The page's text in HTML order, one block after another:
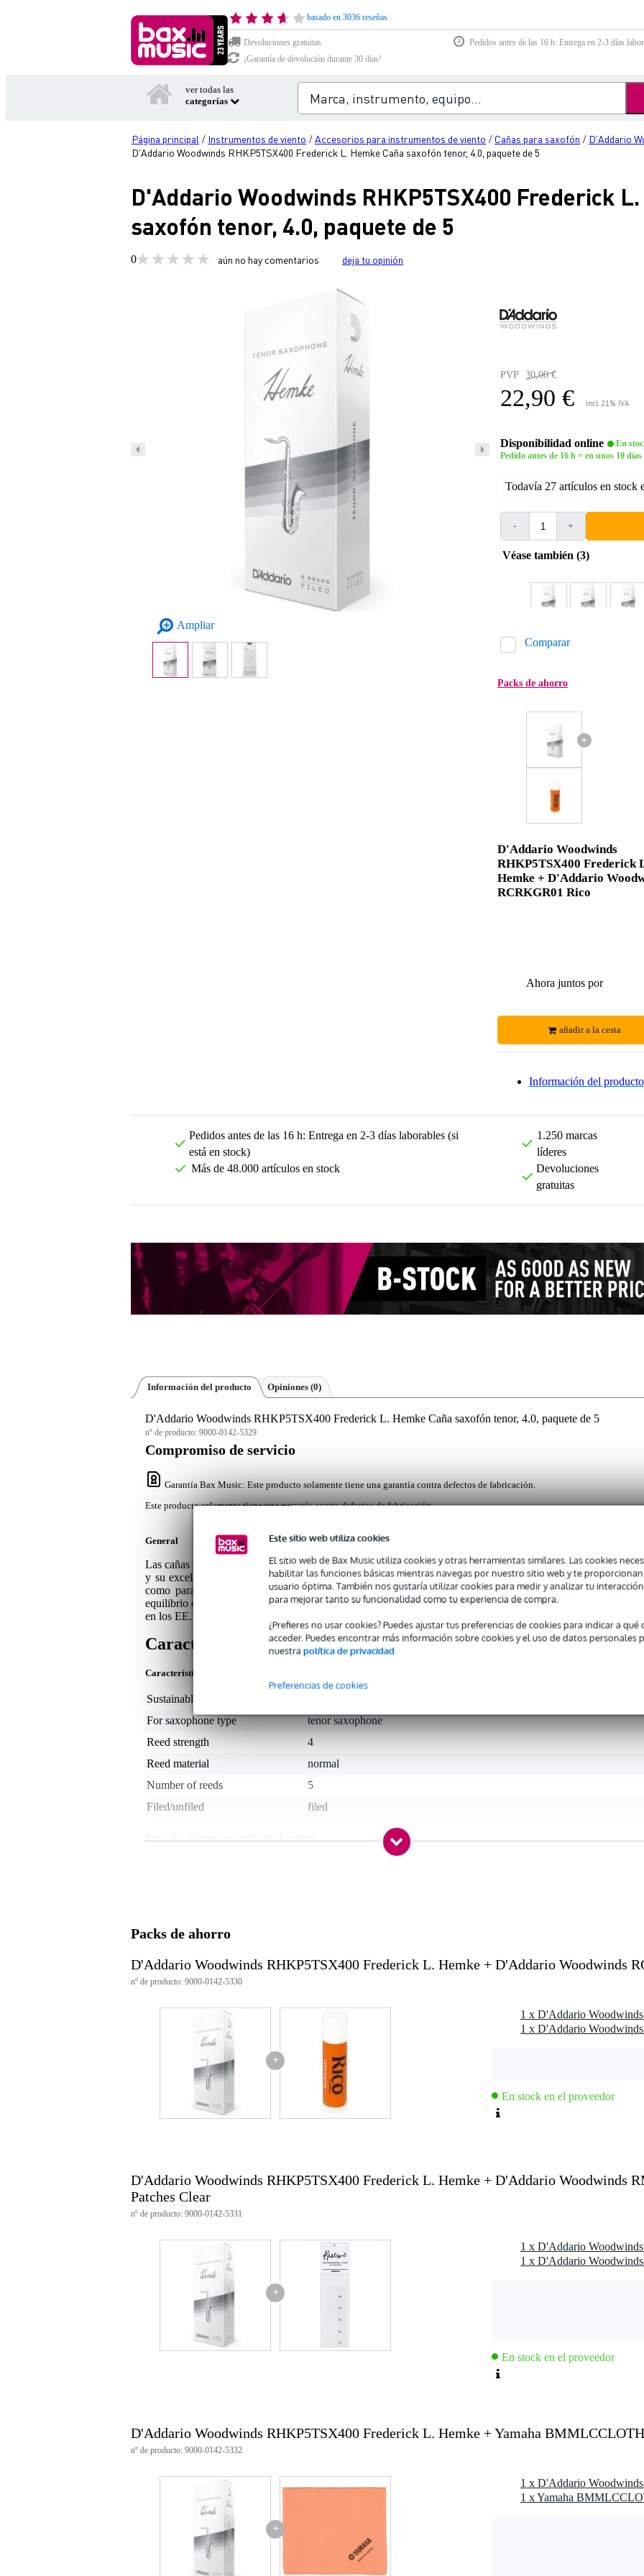
Este sitio web utiliza cookies
El sitio web de Bax Music utiliza cookies y otras herramientas similares. Las cookies
habilitar las funciones básicas mientras navegas por nuestro sitio web y te
usuario óptima. También nos gustaría utilizar cookies para medir y analizar tu
para mejorar tanto su funcionalidad como tu experiencia de compra.
¿Prefieres no usar cookies? Puedes ajustar tus preferencias de cookies para indicar a
acceder. Puedes encontrar más información sobre cookies y el uso de datos personales
nuestra política de privacidad
Preferencias de cookies
basado en 3036 reseñas
Devoluciones gratuitas
Pedidos antes de las 16 h: Entrega en 2-3 días
¡Garantía de devolución durante 30 días!
ver todas las
categorías
Página principal / Instrumentos de viento /Accesorios para instrumentos de viento / Cañas para saxofón / D'Addario
D'Addario Woodwinds RHKP5TSX400 Frederick L. Hemke Caña saxofón tenor, 4.0, paquete de 5
D'Addario Woodwinds RHKP5TSX400 Frederick
saxofón tenor, 4.0, paquete de 5
0 aún no hay comentarios deja tu opinión
Ampliar
PVP 30,00 €
22,90 € incl. 21% IVA
Disponibilidad online
En
Pedido antes de 16 h = en unos 10
Todavía 27 artículos en stock
- +
Véase también (3)
Comparar
Packs de ahorro
+
D'Addario Woodwinds
RHKP5TSX400 Frederick
Hemke + D'Addario
RCRKGR01 Rico
Ahora juntos por
añadir a la cesta
Información del producto
Pedidos antes de las 16 h: Entrega en 2-3 días laborables (si
está en stock)
Más de 48.000 artículos en stock
1.250 marcas
líderes
Devoluciones
gratuitas
Información del producto Opiniones (0)
D'Addario Woodwinds RHKP5TSX400 Frederick L. Hemke Caña saxofón tenor, 4.0, paquete de 5
nº de producto: 9000-0142-5329
Compromiso de servicio
Garantía Bax Music: Este producto solamente tiene una garantía contra defectos de fabricación.
Este producto solamente tiene una garantía contra defectos de fabricación.
General
Las cañas para saxofón tenor Frederick L. Hemke de D'Addario son conocidas por su sonido cálido y
y su excelente respuesta. La punta fina y el vampiro más corto las hacen adecuadas tanto para
como para saxofonistas avanzados. Las cañas están fileteadas para una mayor claridad y ofrecen un
equilibrio entre articulación y calidez. Empaquetado por 5 piezas con fuerza 4.0, fabricado con cañas naturales
en los EE.UU..
Características
Características del producto
Sustainable product
For saxophone type
tenor saxophone
Reed strength
4
Reed material
normal
Number of reeds
5
Filed/unfiled
filed
número de unidades: 5
fuerza: 4.0
vamp: más corto para un sonido más cálido
material: caña natural
fabricado en: EE.UU.
número de artículo: RHKP5TSX400
adecuado para: saxofón tenor
embalaje: paquete de 5
Packs de ahorro
D'Addario Woodwinds RHKP5TSX400 Frederick L. Hemke + D'Addario Woodwinds
nº de producto: 9000-0142-5330
+
En stock en el proveedor
D'Addario Woodwinds RHKP5TSX400 Frederick L. Hemke + D'Addario Woodwinds
Patches Clear
nº de producto: 9000-0142-5331
+
En stock en el proveedor
D'Addario Woodwinds RHKP5TSX400 Frederick L. Hemke + Yamaha BMMLCCLOTH
nº de producto: 9000-0142-5332
+